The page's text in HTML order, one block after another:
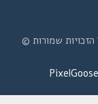
שמורות ©